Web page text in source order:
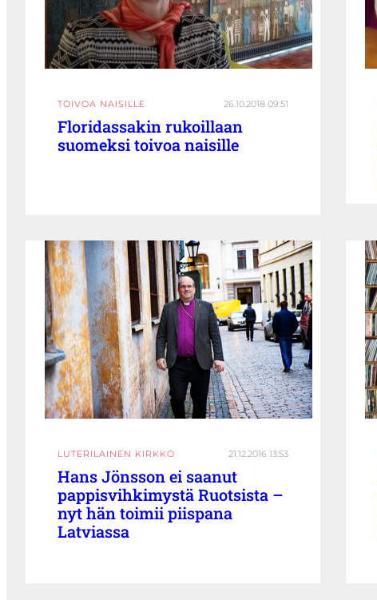
TOIVOA NAISILLE 26.10.2018 09:51
Floridassakin rukoillaan
suomeksi toivoa naisille
LUTERILAINEN KIRKKO 21.12.2016 13:53
Hans Jönsson ei saanut
pappisvihkimystä Ruotsista –
nyt hän toimii piispana
Latviassa